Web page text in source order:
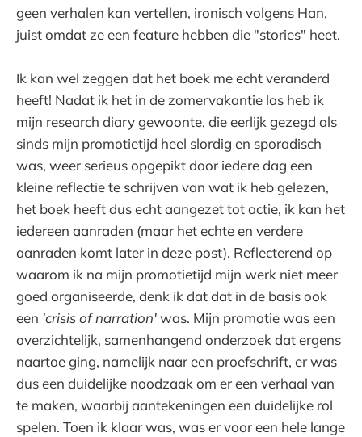
geen verhalen kan vertellen, ironisch volgens Han,
juist omdat ze een feature hebben die "stories" heet.
Ik kan wel zeggen dat het boek me echt veranderd
heeft! Nadat ik het in de zomervakantie las heb ik
mijn research diary gewoonte, die eerlijk gezegd als
sinds mijn promotietijd heel slordig en sporadisch
was, weer serieus opgepikt door iedere dag een
kleine reflectie te schrijven van wat ik heb gelezen,
het boek heeft dus echt aangezet tot actie, ik kan het
iedereen aanraden (maar het echte en verdere
aanraden komt later in deze post). Reflecterend op
waarom ik na mijn promotietijd mijn werk niet meer
goed organiseerde, denk ik dat dat in de basis ook
een 'crisis of narration'was. Mijn promotie was een
overzichtelijk, samenhangend onderzoek dat ergens
naartoe ging, namelijk naar een proefschrift, er was
dus een duidelijke noodzaak om er een verhaal van
te maken, waarbij aantekeningen een duidelijke rol
spelen. Toen ik klaar was, was er voor een hele lange